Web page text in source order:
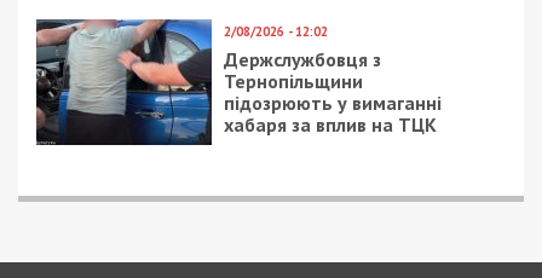
2/08/2026 - 12:02
Держслужбовця з
Тернопільщини
підозрюють у вимаганні
хабаря за вплив на ТЦК